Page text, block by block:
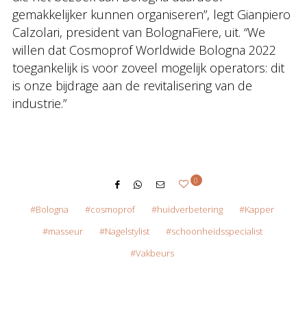
gemakkelijker kunnen organiseren”, legt Gianpiero
Calzolari, president van BolognaFiere, uit. “We
willen dat Cosmoprof Worldwide Bologna 2022
toegankelijk is voor zoveel mogelijk operators: dit
is onze bijdrage aan de revitalisering van de
industrie.”
0
Bologna cosmoprof huidverbetering
Kapper
masseur
Nagelstylist
schoonheidsspecialist
Vakbeurs